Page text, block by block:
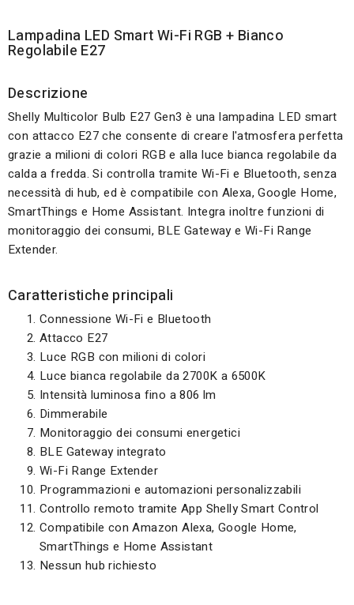
Lampadina LED Smart Wi-Fi RGB + Bianco
Regolabile E27
Descrizione
Shelly Multicolor Bulb E27 Gen3 è una lampadina LED smart
con attacco E27 che consente di creare l'atmosfera perfetta
grazie a milioni di colori RGB e alla luce bianca regolabile da
calda a fredda. Si controlla tramite Wi-Fi e Bluetooth, senza
necessità di hub, ed è compatibile con Alexa, Google Home,
SmartThings e Home Assistant. Integra inoltre funzioni di
monitoraggio dei consumi, BLE Gateway e Wi-Fi Range
Extender.
Caratteristiche principali
Connessione Wi-Fi e Bluetooth
Attacco E27
Luce RGB con milioni di colori
Luce bianca regolabile da 2700K a 6500K
Intensità luminosa fino a 806 lm
Dimmerabile
Monitoraggio dei consumi energetici
BLE Gateway integrato
Wi-Fi Range Extender
Programmazioni e automazioni personalizzabili
Controllo remoto tramite App Shelly Smart Control
Compatibile con Amazon Alexa, Google Home,
SmartThings e Home Assistant
Nessun hub richiesto